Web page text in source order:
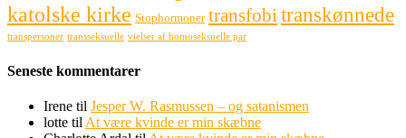
katolske kirke Stophormoner transfobi transkønnede
transpersoner transseksuelle vielser af homoseksuelle par
Seneste kommentarer
Irene til Jesper W. Rasmussen – og satanismen
lotte til At være kvinde er min skæbne